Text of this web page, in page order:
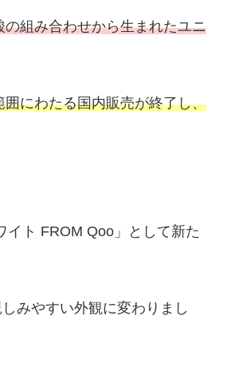
組み合わせから生まれたユニ
囲にわたる国内販売が終了し、
ト FROM Qoo」として新た
みやすい外観に変わりまし